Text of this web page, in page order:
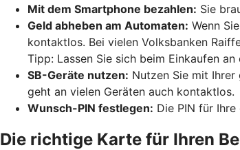
Mit dem Smartphone bezahlen: Sie
Geld abheben am Automaten: Wenn
kontaktlos. Bei vielen Volksbanken
Tipp: Lassen Sie sich beim Einkaufen
SB-Geräte nutzen: Nutzen Sie mit
geht an vielen Geräten auch kontaktlos.
Wunsch-PIN festlegen: Die PIN für
Die richtige Karte für Ihren